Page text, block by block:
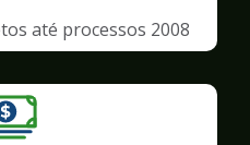
até processos 2008